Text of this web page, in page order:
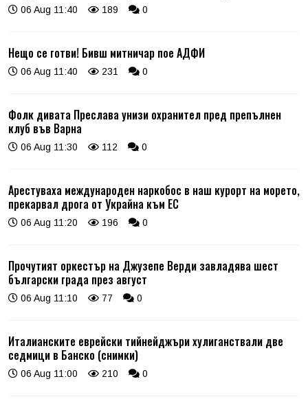
06 Aug 11:40 189 0
Нещо се готви! Бивш митничар пое АДФИ
06 Aug 11:40 231 0
Фолк дивата Преслава унизи охранител пред препълнен
клуб във Варна
06 Aug 11:30 112 0
Арестуваха международен наркобос в наш курорт на морето,
прекарвал дрога от Украйна към ЕС
06 Aug 11:20 196 0
Прочутият оркестър на Джузепе Верди завладява шест
български града през август
06 Aug 11:10 77 0
Италианските еврейски тийнейджъри хулиганствали две
седмици в Банско (снимки)
06 Aug 11:00 210 0